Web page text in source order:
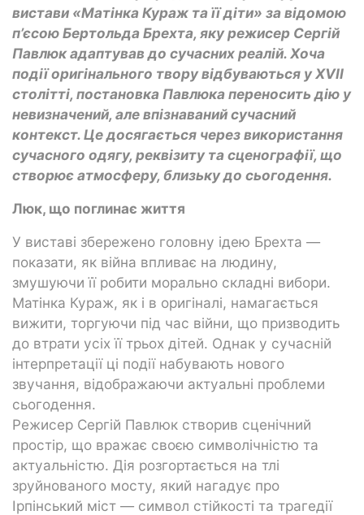
вистави «Матінка Кураж та її діти» за відомою
п’єсою Бертольда Брехта, яку режисер Сергій
Павлюк адаптував до сучасних реалій. Хоча
події оригінального твору відбуваються у XVII
столітті, постановка Павлюка переносить дію у
невизначений, але впізнаваний сучасний
контекст. Це досягається через використання
сучасного одягу, реквізиту та сценографії, що
створює атмосферу, близьку до сьогодення.
Люк, що поглинає життя
У виставі збережено головну ідею Брехта —
показати, як війна впливає на людину,
змушуючи її робити морально складні вибори.
Матінка Кураж, як і в оригіналі, намагається
вижити, торгуючи під час війни, що призводить
до втрати усіх її трьох дітей. Однак у сучасній
інтерпретації ці події набувають нового
звучання, відображаючи актуальні проблеми
сьогодення.
Режисер Сергій Павлюк створив сценічний
простір, що вражає своєю символічністю та
актуальністю. Дія розгортається на тлі
зруйнованого мосту, який нагадує про
Ірпінський міст — символ стійкості та трагедії